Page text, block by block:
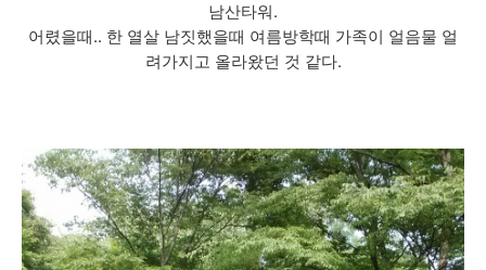
남산타워.
어렸을때.. 한 열살 남짓했을때 여름방학때 가족이 얼음물 얼
려가지고 올라왔던 것 같다.